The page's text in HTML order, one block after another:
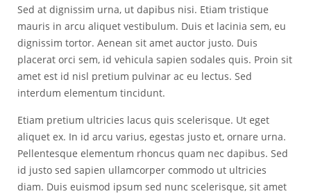
Sed at dignissim urna, ut dapibus nisi. Etiam tristique
mauris in arcu aliquet vestibulum. Duis et lacinia sem, eu
dignissim tortor. Aenean sit amet auctor justo. Duis
placerat orci sem, id vehicula sapien sodales quis. Proin sit
amet est id nisl pretium pulvinar ac eu lectus. Sed
interdum elementum tincidunt.
Etiam pretium ultricies lacus quis scelerisque. Ut eget
aliquet ex. In id arcu varius, egestas justo et, ornare urna.
Pellentesque elementum rhoncus quam nec dapibus. Sed
id justo sed sapien ullamcorper commodo ut ultricies
diam. Duis euismod ipsum sed nunc scelerisque, sit amet